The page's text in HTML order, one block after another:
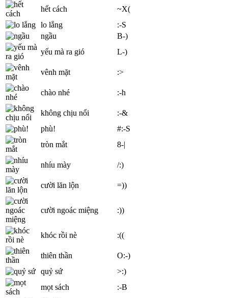
hết cách
~X(
lo lắng
:-S
ngầu
B-)
yếu mà ra gió
L-)
vênh mặt :>
chào nhé :-h
không chịu nổi
:-&
phù!
#:-S
tròn mắt
8-|
nhíu mày /:)
cười lăn lộn =))
cười ngoác miệng :))
khóc rồi nè :((
thiên thần
O:-)
quỷ sứ
>:)
mọt sách
:-B